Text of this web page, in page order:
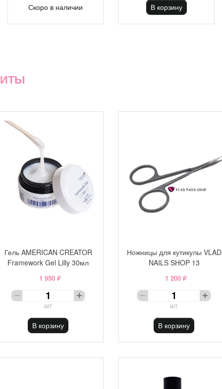
Скоро в наличии В корзину
Гель AMERICAN CREATOR
Framework Gel Lilly 30мл
1 950 ₽
шт
В корзину
Ножницы для кутикулы VLAD
NAILS SHOP 13
1 200 ₽
шт
В корзину